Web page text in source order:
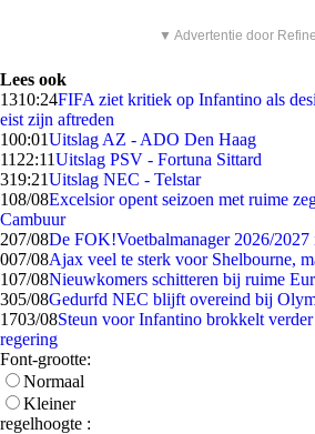
▼ Advertentie door
Lees ook
1310:24FIFA ziet kritiek op Infantino als
eist zijn aftreden
100:01Uitslag AZ - ADO Den Haag
11 22:11Uitslag PSV - Fortuna Sittard
319:21Uitslag NEC - Telstar
108/08Excelsior opent seizoen met ruime
Cambuur
207/08De FOK!Voetbalmanager 2026/2027
007/08Ajax veel te sterk voor Shelbourne,
107/08Nieuwkomers schitteren bij ruime
305/08Gedurfd NEC blijft overeind bij
1703/08Steun voor Infantino brokkelt
regering
Font-grootte:
Normaal
Kleiner
regelhoogte :